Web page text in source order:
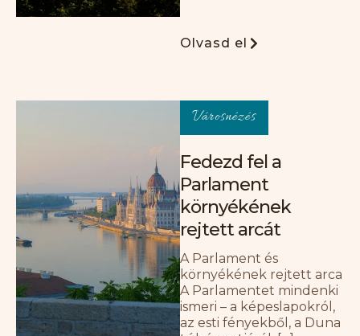
Olvasd el
Városnézés
Fedezd fel a
Parlament
környékének
rejtett arcát
A Parlament és
környékének rejtett arca
A Parlamentet mindenki
ismeri – a képeslapokról,
az esti fényekből, a Duna